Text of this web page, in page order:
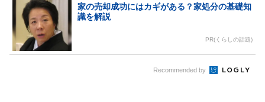
家の売却成功にはカギがある？家処分の基礎知
識を解説
PR(くらしの話題)
Recommended by